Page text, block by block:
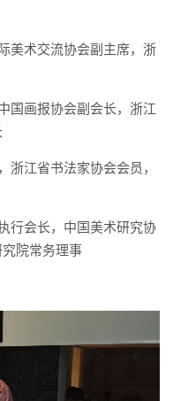
美术交流协会副主席，浙
国画报协会副会长，浙江
江省书法家协会会员，
行会长，中国美术研究协
院常务理事